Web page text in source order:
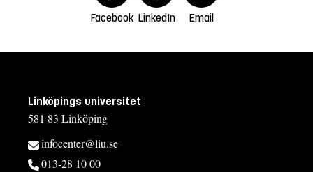
Facebook LinkedIn Email
Linköpings universitet
581 83 Linköping
infocenter@liu.se
013-28 10 00